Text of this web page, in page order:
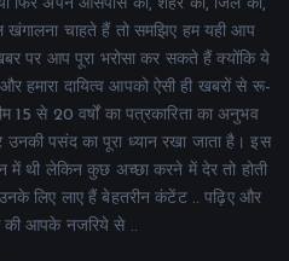
फिर अपने आसपास की, शहर की, जिले की,
चाहते हैं तो समझिए हम यही आप
पर आप पूरा भरोसा कर सकते हैं क्योंकि ये
हमारा दायित्व आपको ऐसी ही खबरों से रू-
से 20 वर्षों का पत्रकारिता का अनुभव
पसंद का पूरा ध्यान रखा जाता है। इस
में थी लेकिन कुछ अच्छा करने में देर तो होती
लिए लाए हैं बेहतरीन कंटेंट .. पढ़िए और
की आपके नजरिये से ..